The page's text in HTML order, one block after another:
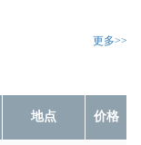
更多>>
地点 价格